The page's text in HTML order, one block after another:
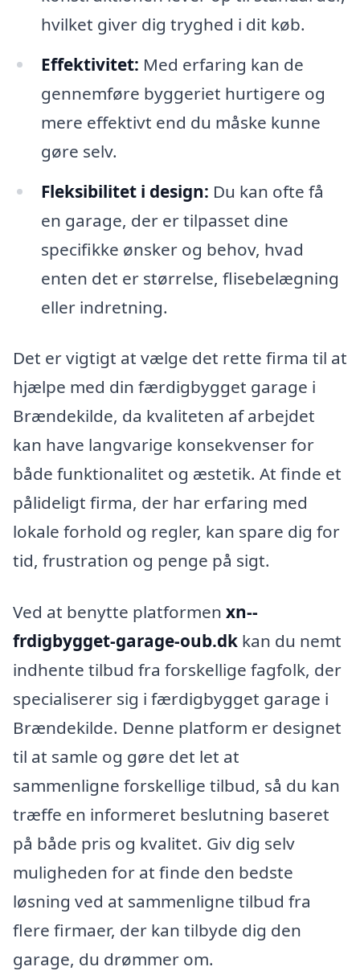
hvilket giver dig tryghed i dit køb.
Effektivitet: Med erfaring kan de
gennemføre byggeriet hurtigere og
mere effektivt end du måske kunne
gøre selv.
Fleksibilitet i design: Du kan ofte få
en garage, der er tilpasset dine
specifikke ønsker og behov, hvad
enten det er størrelse, flisebelægning
eller indretning.
Det er vigtigt at vælge det rette firma til at
hjælpe med din færdigbygget garage i
Brændekilde, da kvaliteten af arbejdet
kan have langvarige konsekvenser for
både funktionalitet og æstetik. At finde et
pålideligt firma, der har erfaring med
lokale forhold og regler, kan spare dig for
tid, frustration og penge på sigt.
Ved at benytte platformen xn--
frdigbygget-garage-oub.dk kan du nemt
indhente tilbud fra forskellige fagfolk, der
specialiserer sig i færdigbygget garage i
Brændekilde. Denne platform er designet
til at samle og gøre det let at
sammenligne forskellige tilbud, så du kan
træffe en informeret beslutning baseret
på både pris og kvalitet. Giv dig selv
muligheden for at finde den bedste
løsning ved at sammenligne tilbud fra
flere firmaer, der kan tilbyde dig den
garage, du drømmer om.